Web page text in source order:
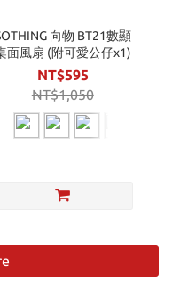
向物 BT21數顯
面風扇 (附可愛公仔x1)
NT$595
NT$1,050